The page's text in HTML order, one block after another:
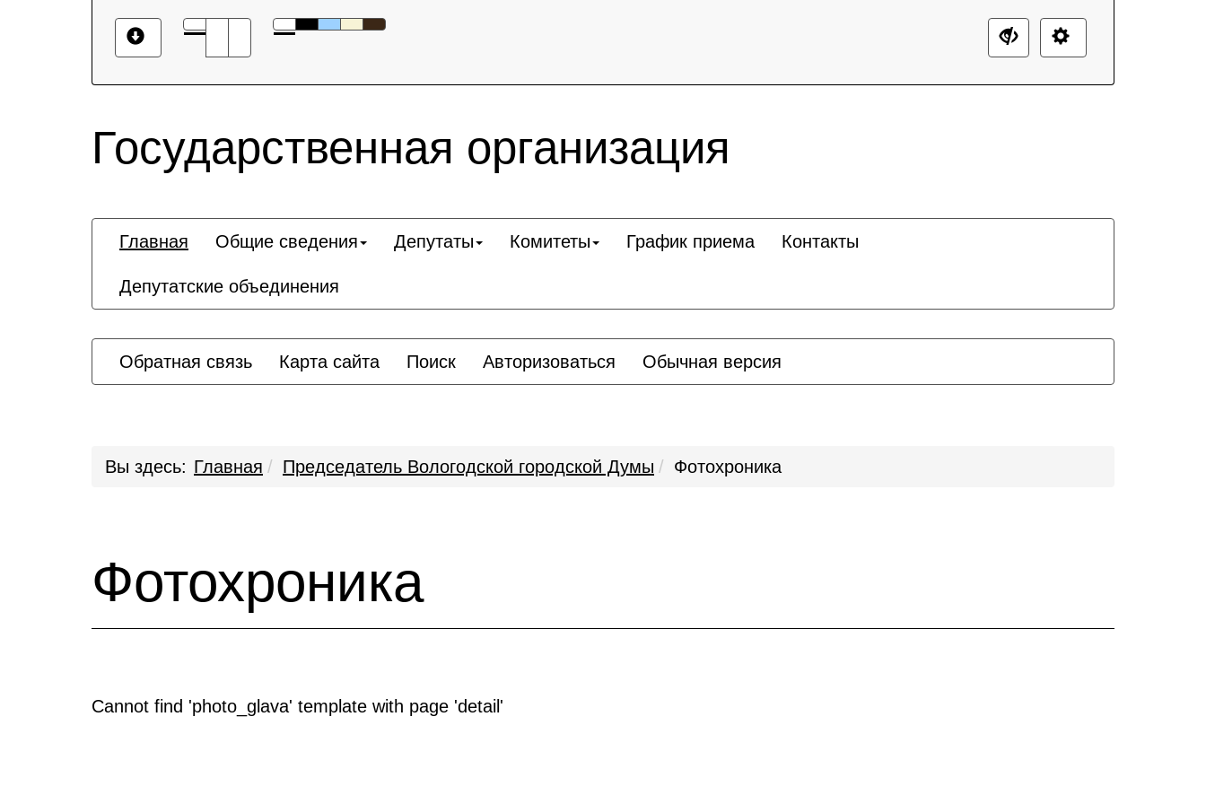
Государственная организация
Главная Общие сведения Депутаты Комитеты График приема Контакты
Депутатские объединения
Обратная связь Карта сайта Поиск Авторизоваться Обычная версия
Вы здесь: Главная Председатель Вологодской городской Думы Фотохроника
Фотохроника
Cannot find 'photo_glava' template with page 'detail'